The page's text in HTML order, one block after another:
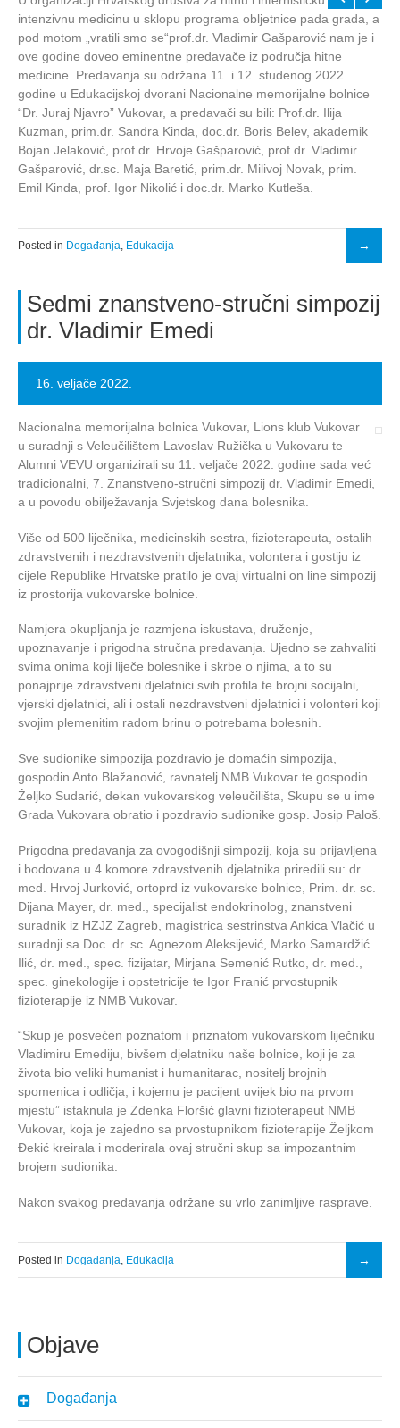
Objave
Događanja
intenzivnu medicinu u sklopu programa obljetnice pada grada, a
pod motom „vratili smo se“prof.dr. Vladimir Gašparović nam je i
ove godine doveo eminentne predavače iz područja hitne
medicine. Predavanja su održana 11. i 12. studenog 2022.
godine u Edukacijskoj dvorani Nacionalne memorijalne bolnice
“Dr. Juraj Njavro” Vukovar, a predavači su bili: Prof.dr. Ilija
Kuzman, prim.dr. Sandra Kinda, doc.dr. Boris Belev, akademik
Bojan Jelaković, prof.dr. Hrvoje Gašparović, prof.dr. Vladimir
Gašparović, dr.sc. Maja Baretić, prim.dr. Milivoj Novak, prim.
Emil Kinda, prof. Igor Nikolić i doc.dr. Marko Kutleša.
Posted in Događanja, Edukacija
Sedmi znanstveno-stručni simpozij
dr. Vladimir Emedi
16. veljače 2022.
Nacionalna memorijalna bolnica Vukovar, Lions klub Vukovar
u suradnji s Veleučilištem Lavoslav Ružička u Vukovaru te
Alumni VEVU organizirali su 11. veljače 2022. godine sada već
tradicionalni, 7. Znanstveno-stručni simpozij dr. Vladimir Emedi,
a u povodu obilježavanja Svjetskog dana bolesnika.
Više od 500 liječnika, medicinskih sestra, fizioterapeuta, ostalih
zdravstvenih i nezdravstvenih djelatnika, volontera i gostiju iz
cijele Republike Hrvatske pratilo je ovaj virtualni on line simpozij
iz prostorija vukovarske bolnice.
Namjera okupljanja je razmjena iskustava, druženje,
upoznavanje i prigodna stručna predavanja. Ujedno se zahvaliti
svima onima koji liječe bolesnike i skrbe o njima, a to su
ponajprije zdravstveni djelatnici svih profila te brojni socijalni,
vjerski djelatnici, ali i ostali nezdravstveni djelatnici i volonteri koji
svojim plemenitim radom brinu o potrebama bolesnih.
Sve sudionike simpozija pozdravio je domaćin simpozija,
gospodin Anto Blažanović, ravnatelj NMB Vukovar te gospodin
Željko Sudarić, dekan vukovarskog veleučilišta, Skupu se u ime
Grada Vukovara obratio i pozdravio sudionike gosp. Josip Paloš.
Prigodna predavanja za ovogodišnji simpozij, koja su prijavljena
i bodovana u 4 komore zdravstvenih djelatnika priredili su: dr.
med. Hrvoj Jurković, ortoprd iz vukovarske bolnice, Prim. dr. sc.
Dijana Mayer, dr. med., specijalist endokrinolog, znanstveni
suradnik iz HZJZ Zagreb, magistrica sestrinstva Ankica Vlačić u
suradnji sa Doc. dr. sc. Agnezom Aleksijević, Marko Samardžić
Ilić, dr. med., spec. fizijatar, Mirjana Semenić Rutko, dr. med.,
spec. ginekologije i opstetricije te Igor Franić prvostupnik
fizioterapije iz NMB Vukovar.
“Skup je posvećen poznatom i priznatom vukovarskom liječniku
Vladimiru Emediju, bivšem djelatniku naše bolnice, koji je za
života bio veliki humanist i humanitarac, nositelj brojnih
spomenica i odličja, i kojemu je pacijent uvijek bio na prvom
mjestu” istaknula je Zdenka Floršić glavni fizioterapeut NMB
Vukovar, koja je zajedno sa prvostupnikom fizioterapije Željkom
Đekić kreirala i moderirala ovaj stručni skup sa impozantnim
brojem sudionika.
Nakon svakog predavanja održane su vrlo zanimljive rasprave.
Posted in Događanja Edukacija